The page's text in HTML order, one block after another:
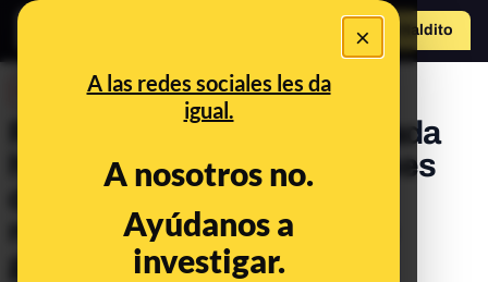
×
A las redes sociales les da
igual.
A nosotros no.
Ayúdanos a
investigar.
Hazte Maldito
Recular o borrar como si nada
hubiera pasado: las acciones
del DOGE que no han
representado el recorte de
gastos que claman